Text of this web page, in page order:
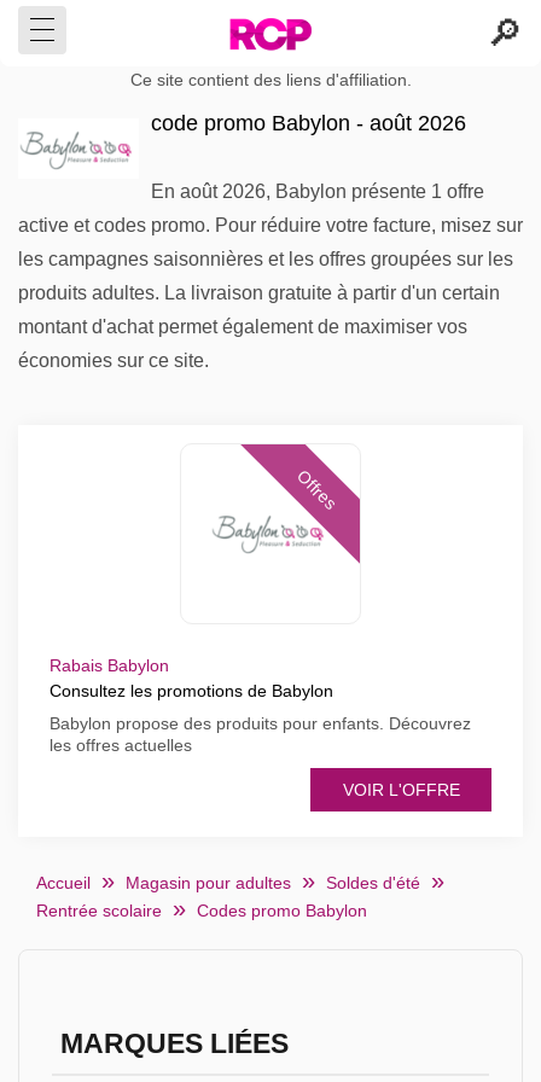
Ce site contient des liens d'affiliation.
code promo Babylon - août 2026
En août 2026, Babylon présente 1 offre
active et codes promo. Pour réduire votre facture, misez sur
les campagnes saisonnières et les offres groupées sur les
produits adultes. La livraison gratuite à partir d'un certain
montant d'achat permet également de maximiser vos
économies sur ce site.
Offres
Rabais Babylon
Consultez les promotions de Babylon
Babylon propose des produits pour enfants. Découvrez
les offres actuelles
VOIR L'OFFRE
Accueil Magasin pour adultes
Soldes d'été
Rentrée scolaire
Codes promo Babylon
MARQUES LIÉES